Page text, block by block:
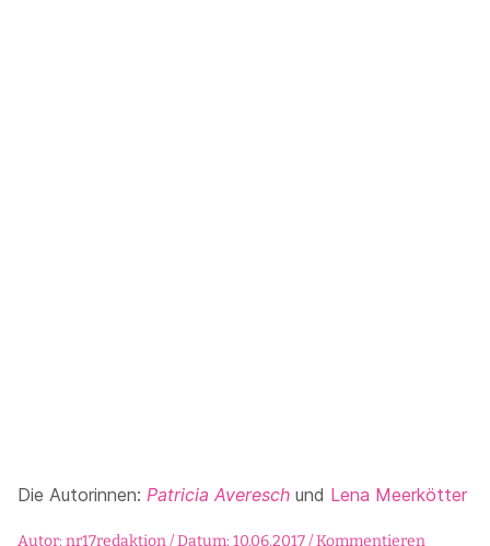
Die Autorinnen: Patricia Averesch und Lena Meerkötter
Autor: nr17redaktion / Datum: 10.06.2017 /Kommentieren